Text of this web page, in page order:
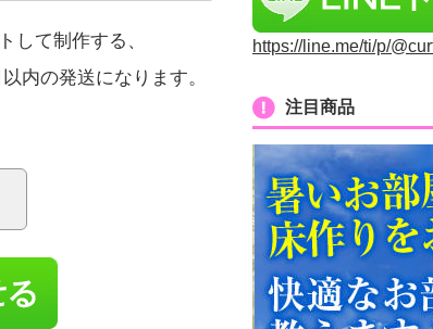
して制作する、
内の発送になります。
https://line.me/ti/p/
注目商品